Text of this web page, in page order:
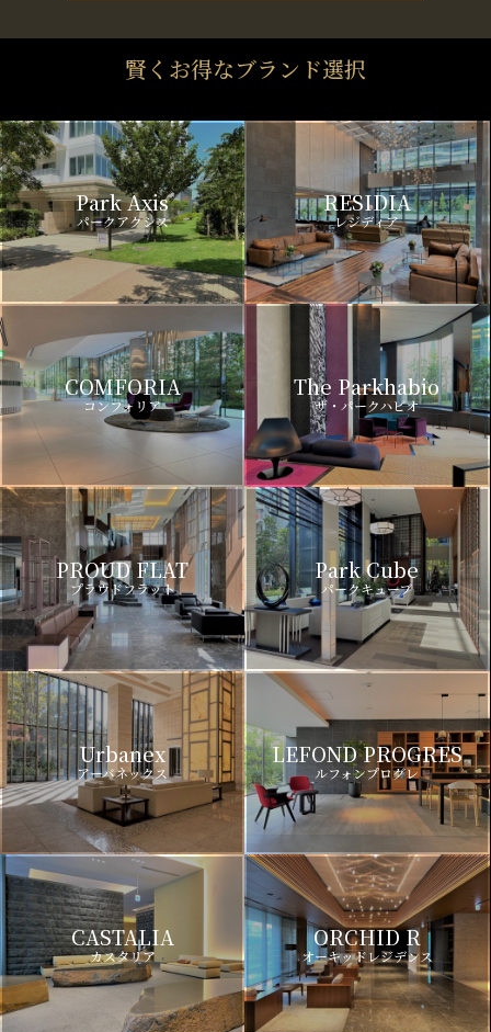
賢くお得なブランド選択
Park Axis
パークアクシス
RESIDIA
レジディア
COMFORIA
コンフォリア
The Parkhabio
ザ・パークハビオ
PROUD FLAT
プラウドフラット
Park Cube
パークキューブ
Urbanex
アーバネックス
LEFOND PROGRES
ルフォンプログレ
CASTALIA
カスタリア
ORCHID R
オーキッドレジデンス